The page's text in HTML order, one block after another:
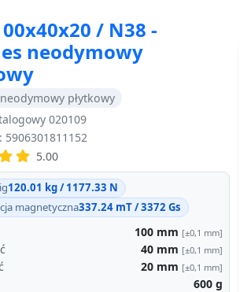
/ N38 -
neodymowy
płytkowy
020109
5906301811152
5.00
120.01 kg / 1177.33 N
magnetyczna337.24 mT / 3372 Gs
100 mm [±0,1 mm]
40 mm [±0,1 mm]
20 mm [±0,1 mm]
600 g